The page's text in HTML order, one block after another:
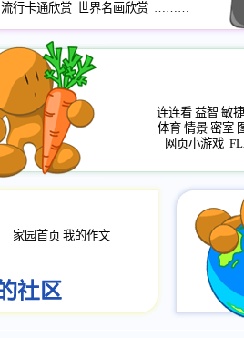
流行卡通欣赏 世界名画欣赏 ………
连连看 益智 敏捷
体育 情景 密室
网页小游戏
家园首页 我的作文